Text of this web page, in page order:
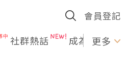
會員登記
社群熱話 成為U更多